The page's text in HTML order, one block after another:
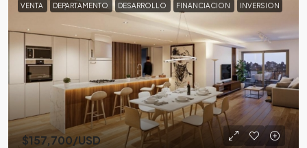
VENTA DEPARTAMENTO DESARROLLO FINANCIACION INVERSION
$157,700/USD